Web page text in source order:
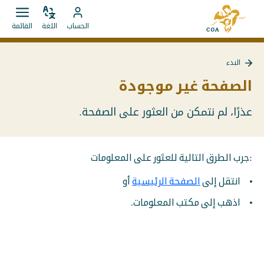
الانتقال
مباشرة
إلى
إلى
الصفحة
الرئيسية
MyCOA
انتقل
إلى
الحساب
ضبط
اللغة القائمة
البدء
الصفحة غير موجودة
عذرًا، لم نتمكن من العثور على الصفحة.
:جرب الطرق التالية للعثور على المعلومات
انتقل إلى الصفحة الرئيسية أو
اذهب إلى مكتب المعلومات.